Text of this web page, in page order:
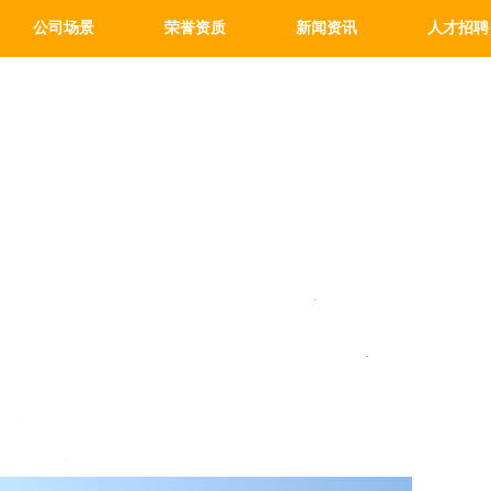
公司场景 荣誉资质 新闻资讯 人才招聘